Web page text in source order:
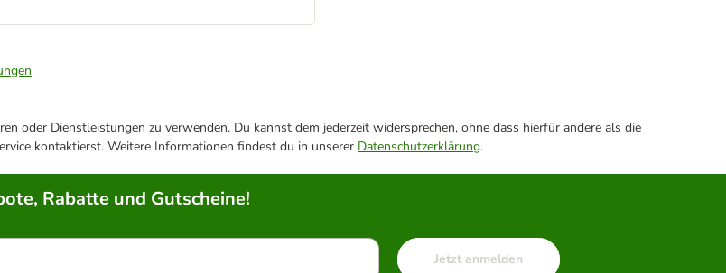
oder Dienstleistungen zu verwenden. Du kannst dem jederzeit widersprechen, ohne dass hierfür andere als die
kontaktierst. Weitere Informationen findest du in unserer Datenschutzerklärung.
Rabatte und Gutscheine!
Jetzt anmelden